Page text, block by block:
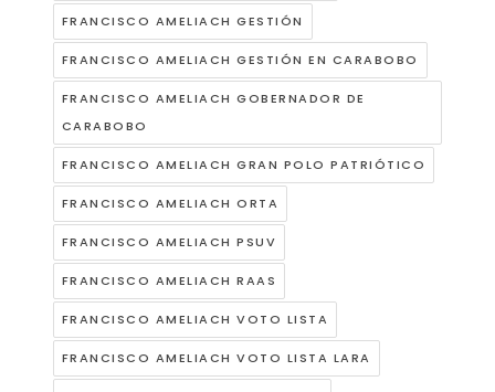
FRANCISCO AMELIACH GESTIÓN
FRANCISCO AMELIACH GESTIÓN EN CARABOBO
FRANCISCO AMELIACH GOBERNADOR DE
CARABOBO
FRANCISCO AMELIACH GRAN POLO PATRIÓTICO
FRANCISCO AMELIACH ORTA
FRANCISCO AMELIACH PSUV
FRANCISCO AMELIACH RAAS
FRANCISCO AMELIACH VOTO LISTA
FRANCISCO AMELIACH VOTO LISTA LARA